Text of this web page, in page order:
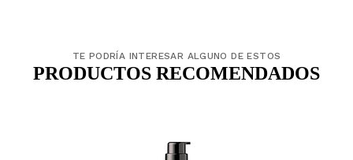
TE PODRÍA INTERESAR ALGUNO DE ESTOS
PRODUCTOS RECOMENDADOS